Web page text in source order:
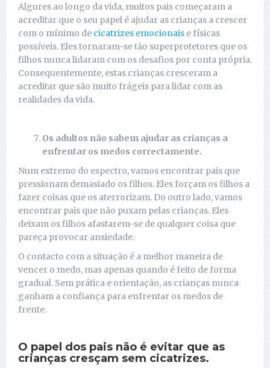
Algures ao longo da vida, muitos pais começaram a
acreditar que o seu papel é ajudar as crianças a crescer
com o mínimo de cicatrizes emocionais e físicas
possíveis. Eles tornaram-se tão superprotetores que os
filhos nunca lidaram com os desafios por conta própria.
Consequentemente, estas crianças cresceram a
acreditar que são muito frágeis para lidar com as
realidades da vida.
Os adultos não sabem ajudar as crianças a
enfrentar os medos correctamente.
Num extremo do espectro, vamos encontrar pais que
pressionam demasiado os filhos. Eles forçam os filhos a
fazer coisas que os aterrorizam. Do outro lado, vamos
encontrar pais que não puxam pelas crianças. Eles
deixam os filhos afastarem-se de qualquer coisa que
pareça provocar ansiedade.
O contacto com a situação é a melhor maneira de
vencer o medo, mas apenas quando é feito de forma
gradual. Sem prática e orientação, as crianças nunca
ganham a confiança para enfrentar os medos de
frente.
O papel dos pais não é evitar que as
crianças cresçam sem cicatrizes.